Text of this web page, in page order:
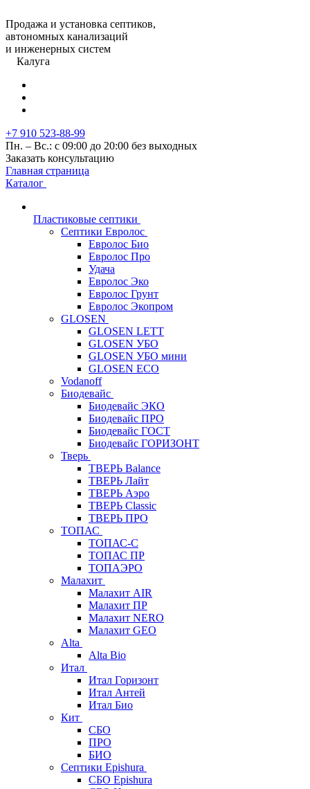
Продажа и установка септиков,
автономных канализаций
и инженерных систем
Калуга
+7 910 523-88-99
Пн. – Вс.: с 09:00 до 20:00 без выходных
Заказать консультацию
Главная страница
Каталог
Пластиковые септики
Септики Евролос
Евролос Био
Евролос Про
Удача
Евролос Эко
Евролос Грунт
Евролос Экопром
GLOSEN
GLOSEN LETT
GLOSEN УБО
GLOSEN УБО мини
GLOSEN ECO
Vodanoff
Биодевайс
Биодевайс ЭКО
Биодевайс ПРО
Биодевайс ГОСТ
Биодевайс ГОРИЗОНТ
Тверь
ТВЕРЬ Balance
ТВЕРЬ Лайт
ТВЕРЬ Аэро
ТВЕРЬ Classic
ТВЕРЬ ПРО
ТОПАС
ТОПАС-С
ТОПАС ПР
ТОПАЭРО
Малахит
Малахит AIR
Малахит ПР
Малахит NERO
Малахит GEO
Alta
Alta Bio
Итал
Итал Горизонт
Итал Антей
Итал Био
Кит
СБО
ПРО
БИО
Септики Epishura
СБО Epishura